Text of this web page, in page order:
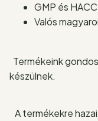
GMP és
Valós
Termékeink
készülnek.
A termékekre